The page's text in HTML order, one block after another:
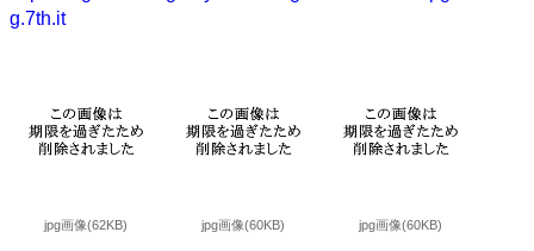
g.7th.it
jpg画像(62KB) jpg画像(60KB) jpg画像(60KB)